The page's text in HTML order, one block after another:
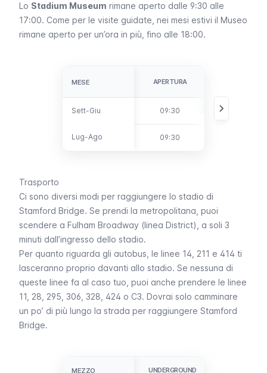
Lo Stadium Museum rimane aperto dalle 9:30 alle
17:00. Come per le visite guidate, nei mesi estivi il Museo
rimane aperto per un’ora in più, fino alle 18:00.
MESE
Sett-Giu
Lug-Ago
MESE APERTURA
Sett-Giu 09:30
Lug-Ago 09:30
Trasporto
Ci sono diversi modi per raggiungere lo stadio di
Stamford Bridge. Se prendi la metropolitana , puoi
scendere a Fulham Broadway (linea District), a soli 3
minuti dall’ingresso dello stadio.
Per quanto riguarda gli autobus , le linee 14, 211 e 414 ti
lasceranno proprio davanti allo stadio. Se nessuna di
queste linee fa al caso tuo, puoi anche prendere le linee
11, 28, 295, 306, 328, 424 o C3. Dovrai solo camminare
un po’ di più lungo la strada per raggiungere Stamford
Bridge.
MEZZO
MEZZO UNDERGROUND